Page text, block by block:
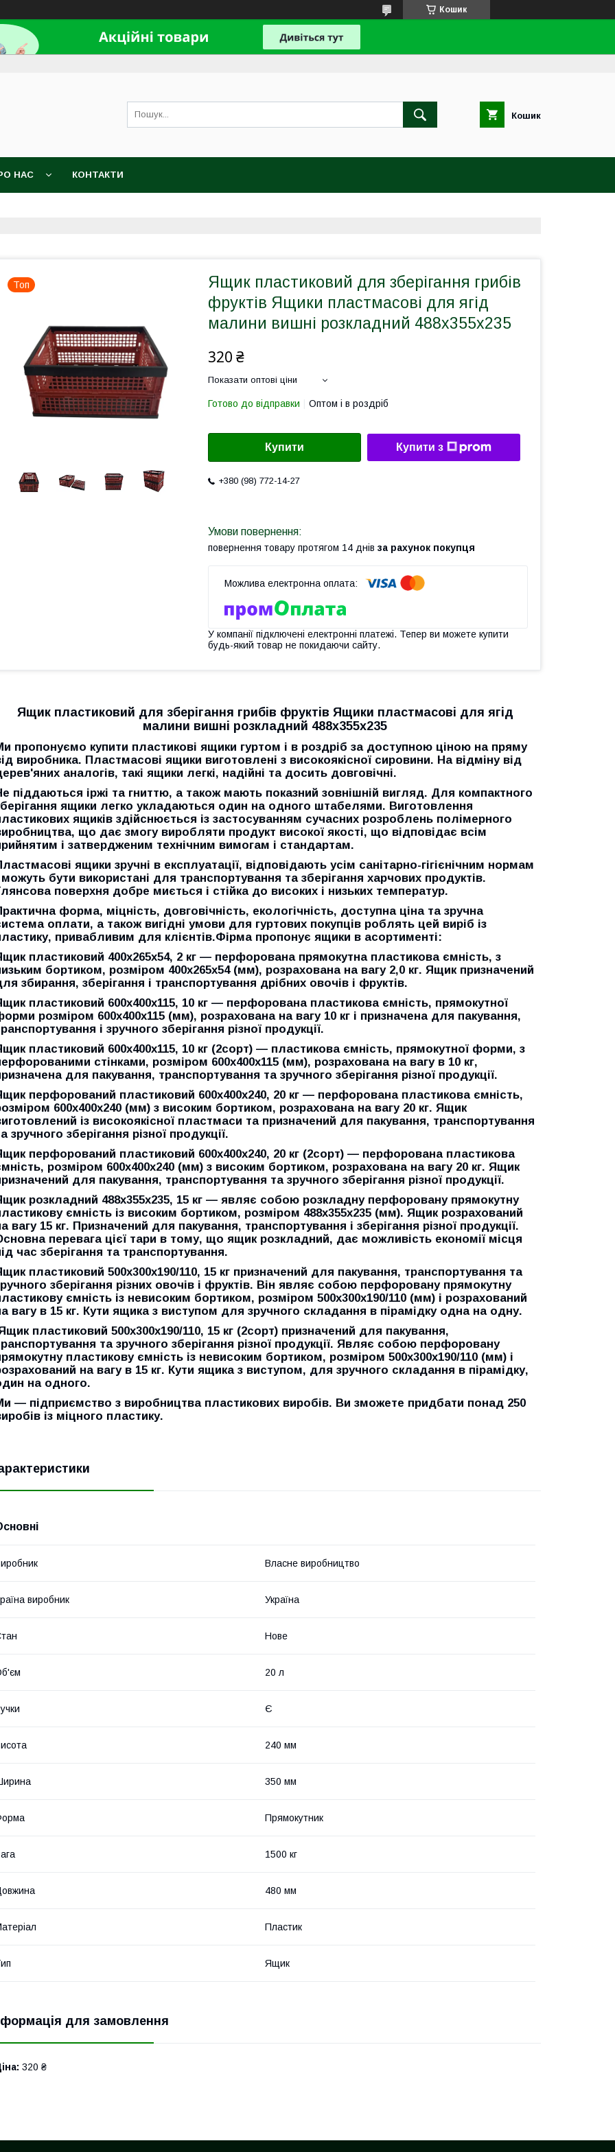
Кошик
Кошик
НАС КОНТАКТИ
Топ
Ящик пластиковий для зберігання грибів
фруктів Ящики пластмасові для ягід
малини вишні розкладний 488х355х235
320 ₴
Показати оптові ціни
Готово до відправки Оптом і в роздріб
Купити Купити з
+380 (98) 772-14-27
повернення товару протягом 14 днів за рахунок покупця
У компанії підключені електронні платежі. Тепер ви можете купити
будь-який товар не покидаючи сайту.
Ящик пластиковий для зберігання грибів фруктів Ящики пластмасові для ягід
малини вишні розкладний 488х355х235
пропонуємо купити пластикові ящики гуртом і в роздріб за доступною ціною на пряму
виробника. Пластмасові ящики виготовлені з високоякісної сировини. На відміну від
аналогів, такі ящики легкі, надійні та досить довговічні.
піддаються іржі та гниттю, а також мають показний зовнішній вигляд. Для компактного
ящики легко укладаються один на одного штабелями. Виготовлення
ящиків здійснюється із застосуванням сучасних розроблень полімерного
що дає змогу виробляти продукт високої якості, що відповідає всім
і затвердженим технічним вимогам і стандартам.
ящики зручні в експлуатації, відповідають усім санітарно-гігієнічним нормам
можуть бути використані для транспортування та зберігання харчових продуктів.
поверхня добре миється і стійка до високих і низьких температур.
форма, міцність, довговічність, екологічність, доступна ціна та зручна
оплати, а також вигідні умови для гуртових покупців роблять цей виріб із
привабливим для клієнтів.Фірма пропонує ящики в асортименті:
пластиковий 400х265х54, 2 кг — перфорована прямокутна пластикова ємність, з
бортиком, розміром 400х265х54 (мм), розрахована на вагу 2,0 кг. Ящик призначений
збирання, зберігання і транспортування дрібних овочів і фруктів.
пластиковий 600x400x115, 10 кг — перфорована пластикова ємність, прямокутної
розміром 600х400х115 (мм), розрахована на вагу 10 кг і призначена для пакування,
і зручного зберігання різної продукції.
пластиковий 600x400x115, 10 кг (2сорт) — пластикова ємність, прямокутної форми, з
стінками, розміром 600х400х115 (мм), розрахована на вагу в 10 кг,
для пакування, транспортування та зручного зберігання різної продукції.
перфорований пластиковий 600х400х240, 20 кг — перфорована пластикова ємність,
600х400х240 (мм) з високим бортиком, розрахована на вагу 20 кг. Ящик
із високоякісної пластмаси та призначений для пакування, транспортування
зручного зберігання різної продукції.
перфорований пластиковий 600х400х240, 20 кг (2сорт) — перфорована пластикова
розміром 600х400х240 (мм) з високим бортиком, розрахована на вагу 20 кг. Ящик
для пакування, транспортування та зручного зберігання різної продукції.
розкладний 488х355х235, 15 кг — являє собою розкладну перфоровану прямокутну
ємність із високим бортиком, розміром 488х355х235 (мм). Ящик розрахований
вагу 15 кг. Призначений для пакування, транспортування і зберігання різної продукції.
перевага цієї тари в тому, що ящик розкладний, дає можливість економії місця
час зберігання та транспортування.
пластиковий 500х300х190/110, 15 кг призначений для пакування, транспортування та
зберігання різних овочів і фруктів. Він являє собою перфоровану прямокутну
ємність із невисоким бортиком, розміром 500х300х190/110 (мм) і розрахований
вагу в 15 кг. Кути ящика з виступом для зручного складання в пірамідку одна на одну.
пластиковий 500х300х190/110, 15 кг (2сорт) призначений для пакування,
та зручного зберігання різної продукції. Являє собою перфоровану
пластикову ємність із невисоким бортиком, розміром 500х300х190/110 (мм) і
на вагу в 15 кг. Кути ящика з виступом, для зручного складання в пірамідку,
на одного.
— підприємство з виробництва пластикових виробів. Ви зможете придбати понад 250
із міцного пластику.
Власне виробництво
виробник Україна
Нове
20 л
Є
240 мм
350 мм
Прямокутник
1500 кг
480 мм
Пластик
Ящик
для замовлення
320 ₴